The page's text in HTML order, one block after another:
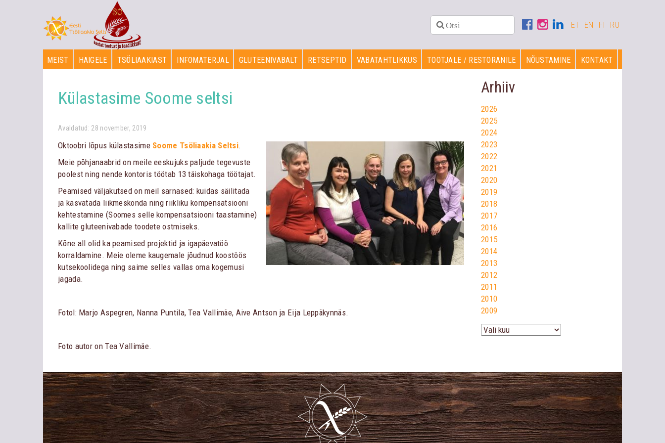
ET EN FI RU
MEIST HAIGELE TSÖLIAAKIAST INFOMATERJAL GLUTEENIVABALT RETSEPTID VABATAHTLIKKUS TOOTJALE / RESTORANILE NÕUSTAMINE KONTAKT
Külastasime Soome seltsi
Avaldatud: 28 november, 2019
Oktoobri lõpus külastasime Soome Tsöliaakia Seltsi.
Meie põhjanaabrid on meile eeskujuks paljude tegevuste
poolest ning nende kontoris töötab 13 täiskohaga töötajat.
Peamised väljakutsed on meil sarnased: kuidas säilitada
ja kasvatada liikmeskonda ning riikliku kompensatsiooni
kehtestamine (Soomes selle kompensatsiooni taastamine)
kallite gluteenivabade toodete ostmiseks.
Kõne all olid ka peamised projektid ja igapäevatöö
korraldamine. Meie oleme kaugemale jõudnud koostöös
kutsekoolidega ning saime selles vallas oma kogemusi
jagada.
Fotol: Marjo Aspegren, Nanna Puntila, Tea Vallimäe, Aive Antson ja Eija Leppäkynnäs.
Foto autor on Tea Vallimäe.
Arhiiv
2026
2025
2024
2023
2022
2021
2020
2019
2018
2017
2016
2015
2014
2013
2012
2011
2010
2009
Arhiiv